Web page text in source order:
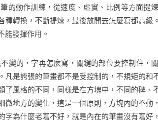
的動作訓練，從速度、虛實、比例等方面提
轉換，不斷提煉，最後放開去怎麼寫都高級
能發揮作用。
變的，字再怎麼寫，關鍵的部位要控制住，
是誇張的筆畫都不是受控制的，不規矩的和
風格的不同，同樣是在方塊中，不同的碑、
地方的變化，這是一個原則，方塊內的不動
為什麼老寫不好，就是內在的筆畫沒有寫好